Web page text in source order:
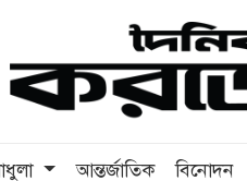
আন্তর্জাতিক বিনোদন